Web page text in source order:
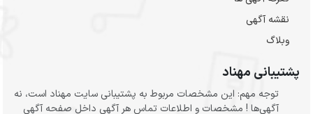
نقشه آگهی
وبلاگ
پشتیبانی مهناد
توجه مهم: این مشخصات مربوط به پشتیبانی سایت مهناد است، نه
آگهی‌ها ! مشخصات و اطلاعات تماس هر آگهی داخل صفحه آگهی